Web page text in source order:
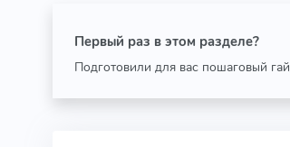
Первый раз в этом разделе?
Подготовили для вас пошаговый